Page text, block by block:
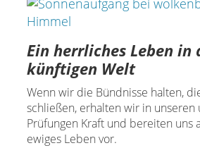
Ein herrliches Leben in
künftigen Welt
Wenn wir die Bündnisse halten,
schließen, erhalten wir in unseren
Prüfungen Kraft und bereiten uns
ewiges Leben vor.